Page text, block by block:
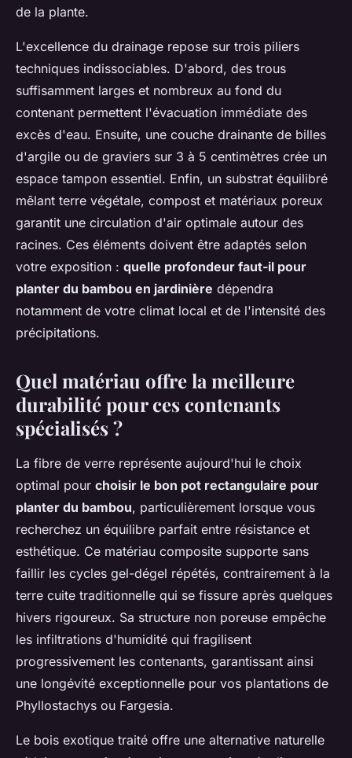
de la plante.
L'excellence du drainage repose sur trois piliers
techniques indissociables. D'abord, des trous
suffisamment larges et nombreux au fond du
contenant permettent l'évacuation immédiate des
excès d'eau. Ensuite, une couche drainante de billes
d'argile ou de graviers sur 3 à 5 centimètres crée un
espace tampon essentiel. Enfin, un substrat équilibré
mêlant terre végétale, compost et matériaux poreux
garantit une circulation d'air optimale autour des
racines. Ces éléments doivent être adaptés selon
votre exposition : quelle profondeur faut-il pour
planter du bambou en jardinière dépendra
notamment de votre climat local et de l'intensité des
précipitations.
Quel matériau offre la meilleure
durabilité pour ces contenants
spécialisés ?
La fibre de verre représente aujourd'hui le choix
optimal pour choisir le bon pot rectangulaire pour
planter du bambou, particulièrement lorsque vous
recherchez un équilibre parfait entre résistance et
esthétique. Ce matériau composite supporte sans
faillir les cycles gel-dégel répétés, contrairement à la
terre cuite traditionnelle qui se fissure après quelques
hivers rigoureux. Sa structure non poreuse empêche
les infiltrations d'humidité qui fragilisent
progressivement les contenants, garantissant ainsi
une longévité exceptionnelle pour vos plantations de
Phyllostachys ou Fargesia.
Le bois exotique traité offre une alternative naturelle